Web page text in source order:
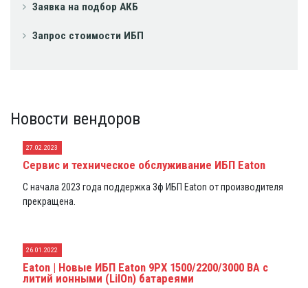
Заявка на подбор АКБ
Запрос стоимости ИБП
Новости вендоров
27.02.2023
Сервис и техническое обслуживание ИБП Eaton
С начала 2023 года поддержка 3ф ИБП Eaton от производителя
прекращена.
26.01.2022
Eaton | Новые ИБП Eaton 9PX 1500/2200/3000 ВА с
литий ионными (LiIOn) батареями